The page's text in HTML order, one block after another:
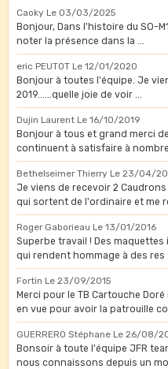
Caoky Le 03/03/2025
Bonjour, Dans l'histoire du SO-
noter la présence dans la ...
eric PEUTOT Le 12/01/2020
Bonjour à toutes l'équipe. Je
2019......quelle joie de voir ...
Dujin Laurent Le 16/10/2019
Bonjour à tous et grand merci
continuent à satisfaire à nombre
Bethelseimer Thierry Le 23/04/
Je viens de recevoir 2
qui sortent de l'ordinaire et me
Roger Gaborieau Le 13/01/2016
Superbe travail ! Des
qui rendent hommage à des res ...
Fortin Le 23/09/2015
Merci pour le TB Cartouche
en vue pour avoir la patrouille
GUERRERO Stéphane Le 26/08/
Bonsoir à toute l'équipe JFR
nous connaissons depuis un